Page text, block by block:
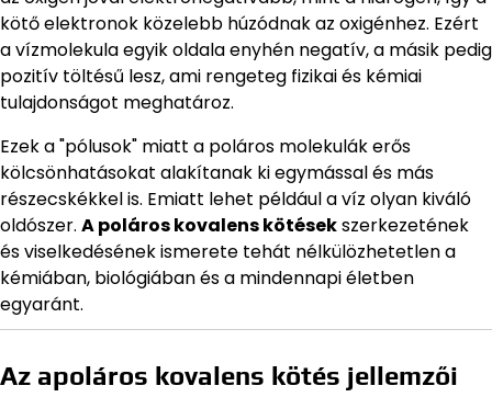
kötő elektronok közelebb húzódnak az oxigénhez. Ezért
a vízmolekula egyik oldala enyhén negatív, a másik pedig
pozitív töltésű lesz, ami rengeteg fizikai és kémiai
tulajdonságot meghatároz.
Ezek a "pólusok" miatt a poláros molekulák erős
kölcsönhatásokat alakítanak ki egymással és más
részecskékkel is. Emiatt lehet például a víz olyan kiváló
oldószer. A poláros kovalens kötésekszerkezetének
és viselkedésének ismerete tehát nélkülözhetetlen a
kémiában, biológiában és a mindennapi életben
egyaránt.
Az apoláros kovalens kötés jellemzői